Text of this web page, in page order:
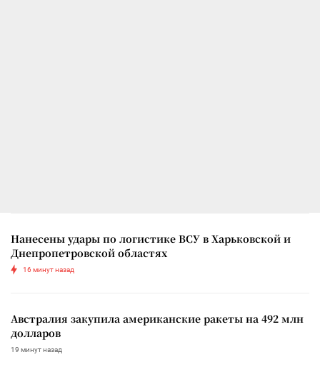
Нанесены удары по логистике ВСУ в Харьковской и
Днепропетровской областях
16 минут назад
Австралия закупила американские ракеты на 492 млн
долларов
19 минут назад